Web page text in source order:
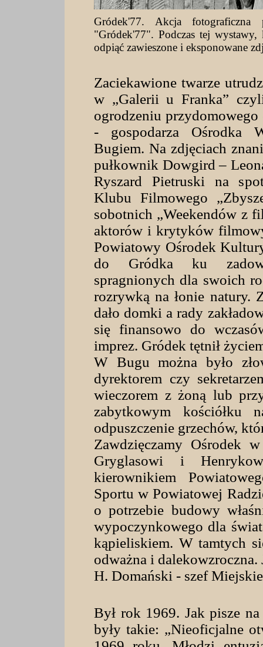
Gródek'77. Akcja fotograficzna
"Gródek'77". Podczas tej
odpiąć zawieszone i eksponowane
Zaciekawione twarze
w „Galerii u Franka”
ogrodzeniu
- gospodarza Ośrodka
Bugiem. Na zdjęciach
pułkownik Dowgird –
Ryszard Pietruski na
Klubu Filmowego
sobotnich „Weekendów z
aktorów i krytyków
Powiatowy Ośrodek
do Gródka ku
spragnionych dla swoich
rozrywką na łonie natury.
dało domki a rady
się finansowo do
imprez. Gródek tętnił
W Bugu można było
dyrektorem czy
wieczorem z żoną lub
zabytkowym
odpuszczenie grzechów,
Zawdzięczamy Ośrodek
Gryglasowi i
kierownikiem
Sportu w Powiatowej
o potrzebie budowy
wypoczynkowego dla
kąpieliskiem. W tamtych
odważna i dalekowzroczna.
H. Domański - szef
Był rok 1969. Jak pisze
były takie: „Nieoficjalne